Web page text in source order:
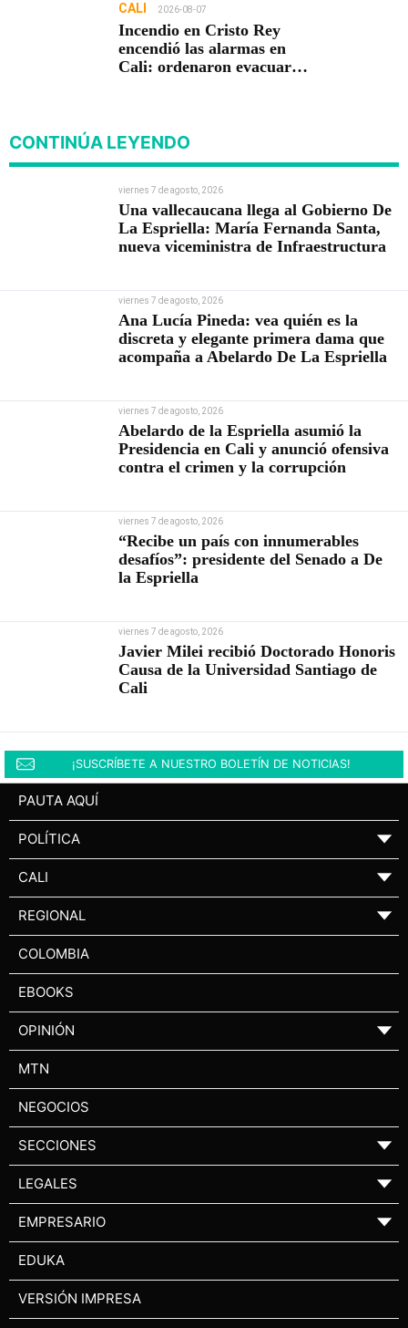
CALI 2026-08-07
Incendio en Cristo Rey
encendió las alarmas en
Cali: ordenaron evacuar
CONTINÚA LEYENDO
viernes 7 de agosto, 2026
Una vallecaucana llega al Gobierno De
La Espriella: María Fernanda Santa,
nueva viceministra de Infraestructura
viernes 7 de agosto, 2026
Ana Lucía Pineda: vea quién es la
discreta y elegante primera dama que
acompaña a Abelardo De La Espriella
viernes 7 de agosto, 2026
Abelardo de la Espriella asumió la
Presidencia en Cali y anunció ofensiva
contra el crimen y la corrupción
viernes 7 de agosto, 2026
“Recibe un país con innumerables
desafíos”: presidente del Senado a De
la Espriella
viernes 7 de agosto, 2026
Javier Milei recibió Doctorado Honoris
Causa de la Universidad Santiago de
Cali
¡SUSCRÍBETE A NUESTRO BOLETÍN DE NOTICIAS!
PAUTA AQUÍ
POLÍTICA ▼
CALI ▼
REGIONAL ▼
COLOMBIA
EBOOKS
OPINIÓN ▼
MTN
NEGOCIOS
SECCIONES ▼
LEGALES ▼
EMPRESARIO ▼
EDUKA
VERSIÓN IMPRESA